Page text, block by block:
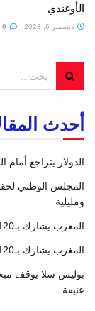
الأوغندي
ديسمبر 6, 2023
أحدث
الدولار يتراجع أمام الدرهم
المجلس الوطني
ومليلية
المغرب يشارك بـ120 رياضيا في دورة تارانتو 2026
المغرب يشارك بـ120 رياضيا في دورة تارانتو 2026
بوليس سلا يوقف
عنيفة